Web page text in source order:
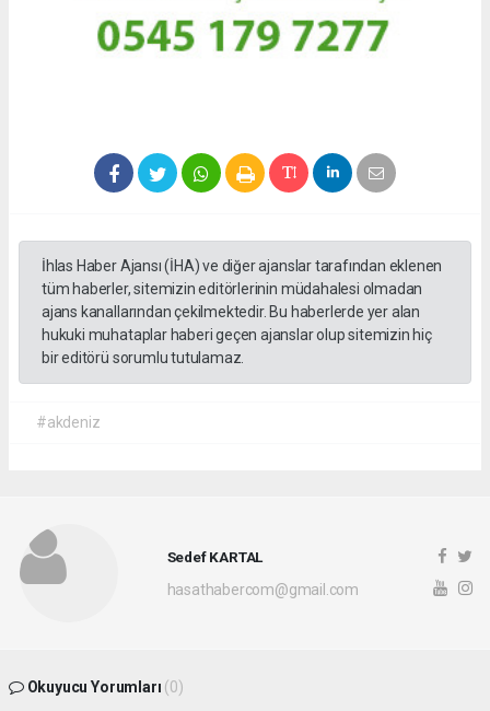
İhlas Haber Ajansı (İHA) ve diğer ajanslar tarafından eklenen
tüm haberler, sitemizin editörlerinin müdahalesi olmadan
ajans kanallarından çekilmektedir. Bu haberlerde yer alan
hukuki muhataplar haberi geçen ajanslar olup sitemizin hiç
bir editörü sorumlu tutulamaz.
#akdeniz
Sedef KARTAL
hasathabercom@gmail.com
Okuyucu Yorumları (0)